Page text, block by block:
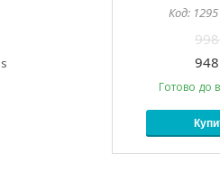
Готово до